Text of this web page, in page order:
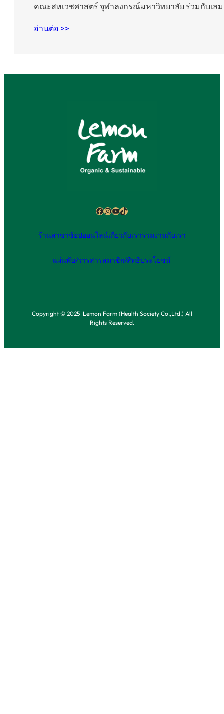
คณะสหเวชศาสตร์ จุฬาลงกรณ์มหาวิทยาลัย ร่วมกับเล
อ่านต่อ >>
Facebook
Instagram
YouTube
TikTok
ร้านสาขาช้อปออนไลน์เกี่ยวกับเราร่วมงานกับเรา
แผ่นพับ/วารสารสมาชิก/สิทธิประโยชน์
Copyright © 2025 Lemon Farm (Health Society Co.,Ltd.) All
Rights Reserved.